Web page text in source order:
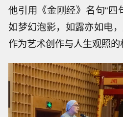
他引用《金刚经》名句“四
如梦幻泡影，如露亦如电
作为艺术创作与人生观照的